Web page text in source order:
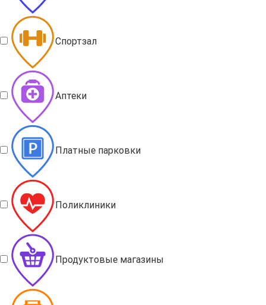
Спортзал
Аптеки
Платные парковки
Поликлиники
Продуктовые магазины